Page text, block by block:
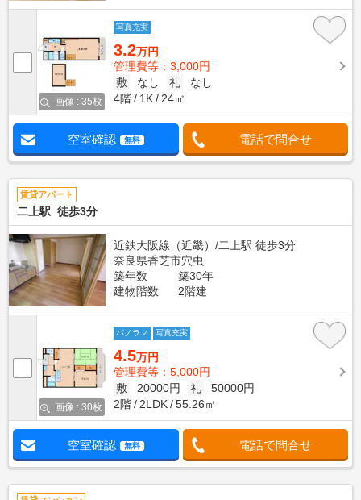
画像 : 35枚
写真充実
3.2万円
管理費等：3,000円
敷
なし 礼
なし
4階
1K 24㎡
空室確認 無料 電話で問合せ
賃貸アパート
二上駅 徒歩3分
近鉄大阪線（近畿）/二上駅 徒歩3分
奈良県香芝市穴虫
築年数
築30年
建物階数
2階建
画像 : 30枚
パノラマ 写真充実
4.5万円
管理費等：5,000円
敷
20000円 礼
50000円
2階
2LDK 55.26㎡
空室確認 無料 電話で問合せ